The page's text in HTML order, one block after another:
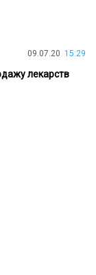
09.07.20 15:29
лекарств